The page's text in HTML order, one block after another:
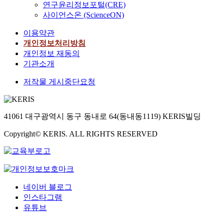
연구윤리정보포털(CRE)
사이언스온 (ScienceON)
이용약관
개인정보처리방침
개인정보 재동의
기관소개
저작물 게시중단요청
41061 대구광역시 동구 동내로 64(동내동1119) KERIS빌딩
Copyright© KERIS. ALL RIGHTS RESERVED
네이버 블로그
인스타그램
유튜브